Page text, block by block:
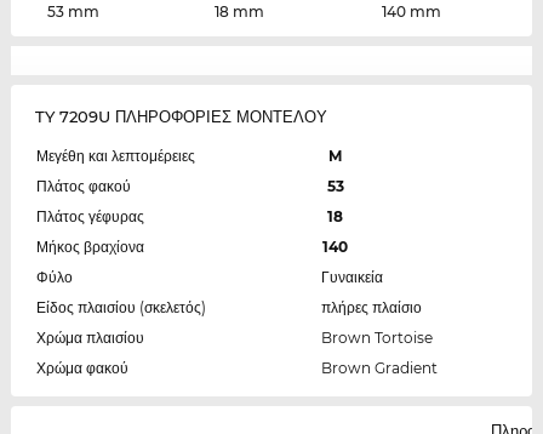
53 mm
18 mm
140 mm
TY 7209U ΠΛΗΡΟΦΟΡΙΕΣ ΜΟΝΤΕΛΟΥ
Μεγέθη και λεπτομέρειες
M
Πλάτος φακού
53
Πλάτος γέφυρας
18
Μήκος βραχίονα
140
Φύλο
Γυναικεία
Είδος πλαισίου (σκελετός)
πλήρες πλαίσιο
Χρώμα πλαισίου
Brown Tortoise
Χρώμα φακού
Brown Gradient